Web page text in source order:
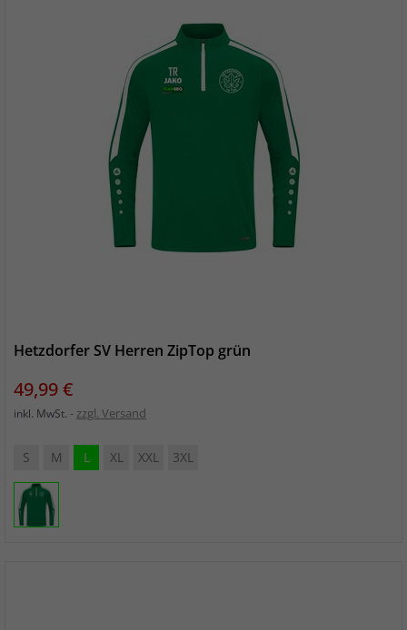
Hetzdorfer SV Herren ZipTop grün
Preis
49,99 €
inkl. MwSt. zzgl. Versand
S M L XL XXL 3XL